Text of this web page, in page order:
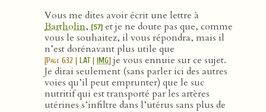
Vous me dites avoir écrit une lettre à
Bartholin, [57] et je ne doute pas que, comme
vous le souhaitez, il vous répondra, mais il
n’est dorénavant plus utile que
[Page 632 | LAT| IMG] je vous ennuie sur ce sujet.
Je dirai seulement (sans parler ici des autres
voies qu’il peut emprunter) que le suc
nutritif qui est transporté par les artères
utérines s’infiltre dans l’utérus sans plus de